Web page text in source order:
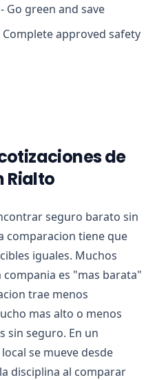
Go green and save
approved safety
de
Rialto
seguro barato sin
comparacion tiene que
iguales. Muchos
es "mas barata"
trae menos
mas alto o menos
sin seguro. En un
se mueve desde
disciplina al comparar